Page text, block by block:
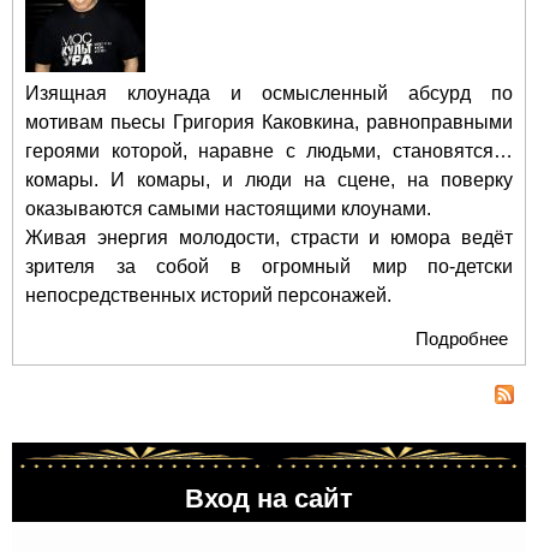
Изящная клоунада и осмысленный абсурд по
мотивам пьесы Григория Каковкина, равноправными
героями которой, наравне с людьми, становятся…
комары. И комары, и люди на сцене, на поверку
оказываются самыми настоящими клоунами.
Живая энергия молодости, страсти и юмора ведёт
зрителя за собой в огромный мир по-детски
непосредственных историй персонажей.
Подробнее
и
Вход на сайт